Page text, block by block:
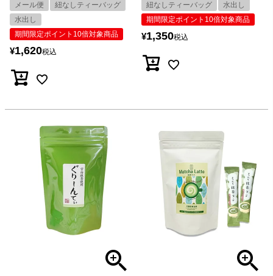
メール便
紐なしティーバッグ
水出し
期間限定ポイント10倍対象商品
¥1,620税込
紐なしティーバッグ
水出し
期間限定ポイント10倍対象商品
¥1,350税込